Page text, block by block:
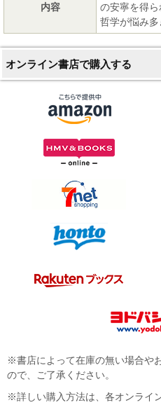
内容
の安寧を得
哲学が悩み多
オンライン書店で購入する
※書店によって在庫の無い場合や
ので、ご了承ください。
※詳しい購入方法は、各オンライ